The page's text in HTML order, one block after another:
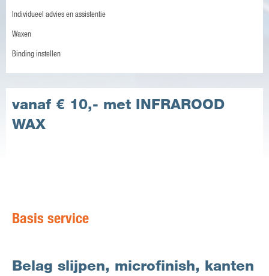
Individueel advies en assistentie
Waxen
Binding instellen
vanaf € 10,- met INFRAROOD
WAX
Basis service
Belag slijpen, microfinish, kanten